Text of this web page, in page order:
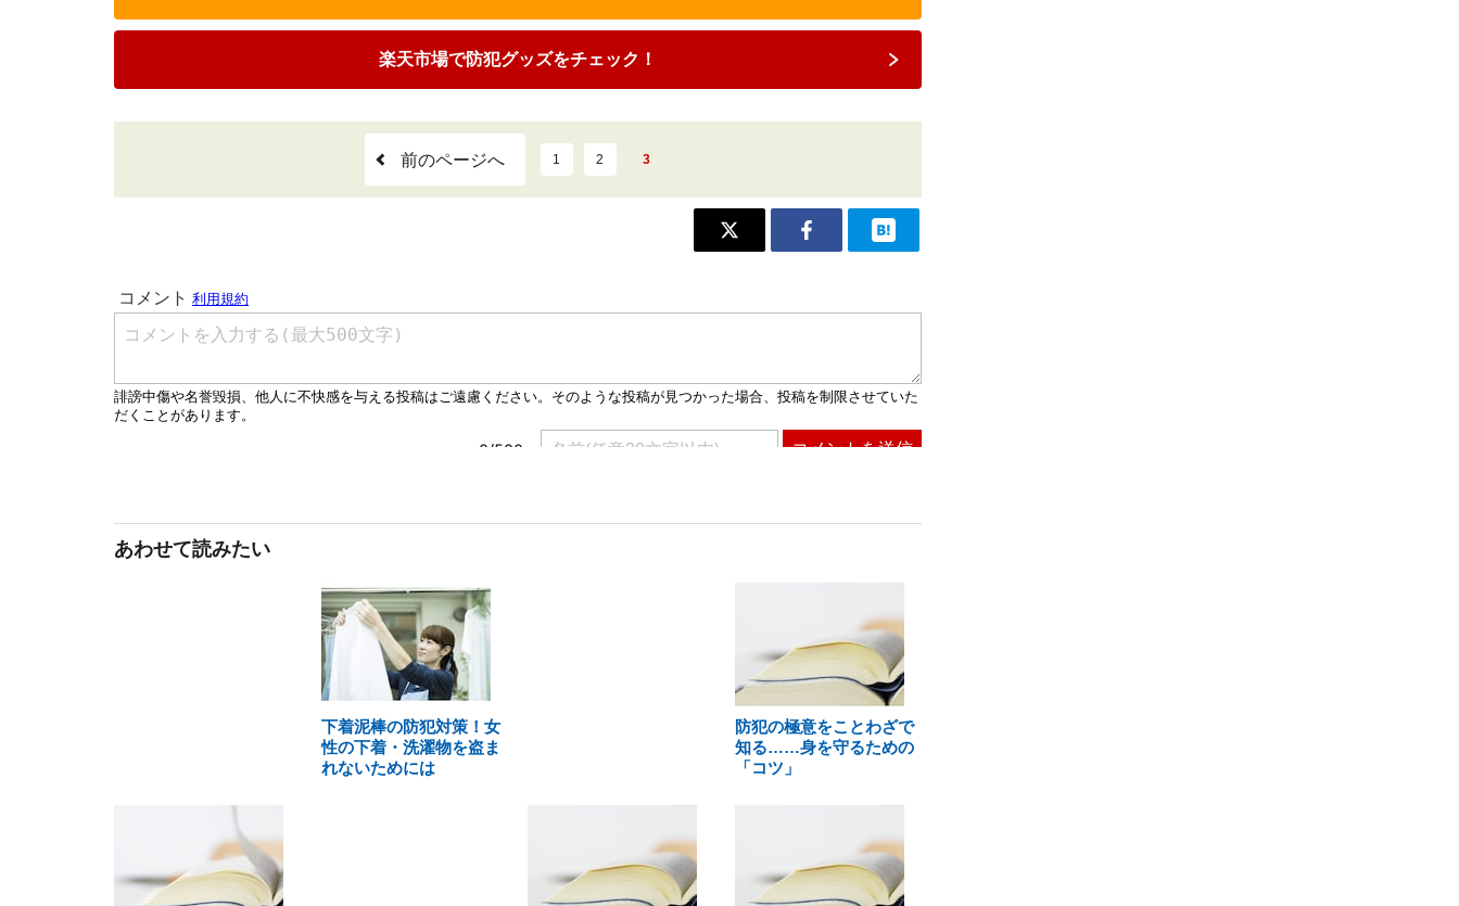
楽天市場で防犯グッズをチェック！
前のページへ 1 2 3
あわせて読みたい
下着泥棒の防犯対策！女
性の下着・洗濯物を盗ま
れないためには
防犯の極意をことわざで
知る……身を守るための
「コツ」